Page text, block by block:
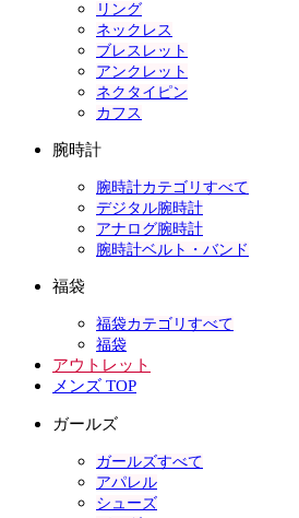
リング
ネックレス
ブレスレット
アンクレット
ネクタイピン
カフス
腕時計
腕時計カテゴリすべて
デジタル腕時計
アナログ腕時計
腕時計ベルト・バンド
福袋
福袋カテゴリすべて
福袋
アウトレット
メンズ TOP
ガールズ
ガールズすべて
アパレル
シューズ